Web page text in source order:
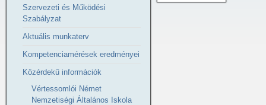
Szervezeti és Működési
Szabályzat
Aktuális munkaterv
Kompetenciamérések eredményei
Közérdekű információk
Vértessomlói Német
Nemzetiségi Általános Iskola